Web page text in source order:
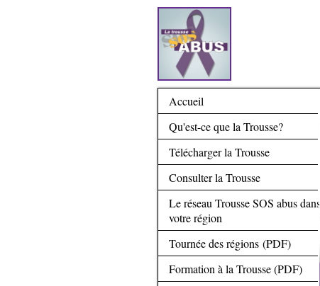
Accueil
Qu'est-ce que la Trousse?
Télécharger la Trousse
Consulter la Trousse
Le réseau Trousse SOS abus dans
votre région
Tournée des régions (PDF)
Formation à la Trousse (PDF)